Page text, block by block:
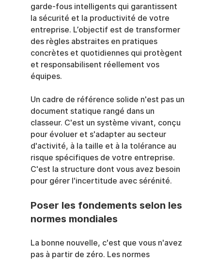
garde-fous intelligents qui garantissent
la sécurité et la productivité de votre
entreprise. L’objectif est de transformer
des règles abstraites en pratiques
concrètes et quotidiennes qui protègent
et responsabilisent réellement vos
équipes.
Un cadre de référence solide n'est pas un
document statique rangé dans un
classeur. C'est un système vivant, conçu
pour évoluer et s'adapter au secteur
d'activité, à la taille et à la tolérance au
risque spécifiques de votre entreprise.
C'est la structure dont vous avez besoin
pour gérer l'incertitude avec sérénité.
Poser les fondements selon les
normes mondiales
La bonne nouvelle, c'est que vous n'avez
pas à partir de zéro. Les normes